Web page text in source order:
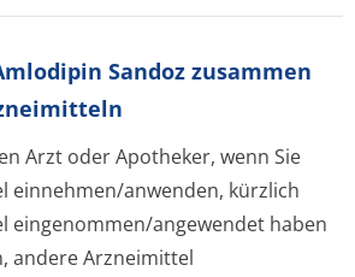
Sandoz zusammen
Arzt oder Apotheker, wenn Sie
einnehmen/anwenden, kürzlich
eingenommen/an­gewendet haben
andere Arzneimittel